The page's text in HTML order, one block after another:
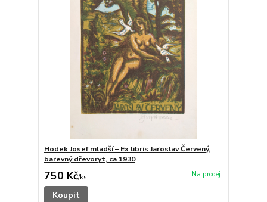
Hodek Josef mladší – Ex libris Jaroslav Červený,
barevný dřevoryt, ca 1930
750 Kč/ks
Koupit